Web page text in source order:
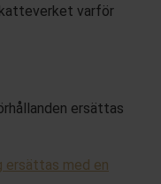
varför
ersättas
ersättas med en